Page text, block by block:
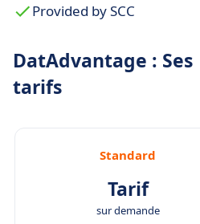
Provided by SCC
DatAdvantage : Ses
tarifs
Standard
Tarif
sur demande